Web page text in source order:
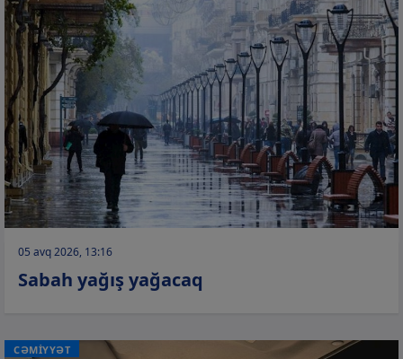
05 avq 2026, 13:16
Sabah yağış yağacaq
CƏMİYYƏT